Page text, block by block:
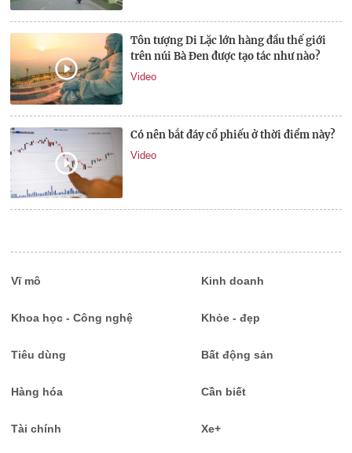
Tôn tượng Di Lặc lớn hàng đầu thế giới
trên núi Bà Đen được tạo tác như nào?
Video
Có nên bắt đáy cổ phiếu ở thời điểm này?
Video
Vĩ mô Kinh doanh
Khoa học - Công nghệ Khỏe - đẹp
Tiêu dùng Bất động sản
Hàng hóa Cần biết
Tài chính Xe+